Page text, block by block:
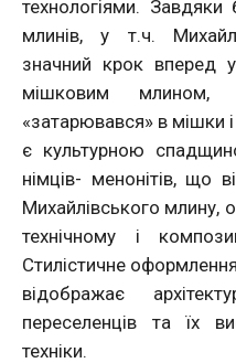
технологіями. Завдяки
млинів, у т.ч.
значний крок вперед
мішковим млином,
«затарювався» в мішки
є культурною
німців- менонітів, що
Михайлівського млину,
технічному і
Стилістичне оформлення
відображає
переселенців та їх
техніки.